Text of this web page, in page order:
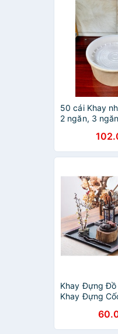
50 cái Khay
2 ngăn, 3
Khay Đựng Đồ
Khay Đựng
Đựng Đồ
BƯNG ĐỒ